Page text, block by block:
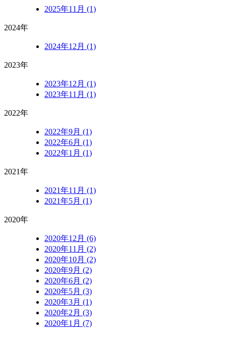
2025年11月 (1)
2024年
2024年12月 (1)
2023年
2023年12月 (1)
2023年11月 (1)
2022年
2022年9月 (1)
2022年6月 (1)
2022年1月 (1)
2021年
2021年11月 (1)
2021年5月 (1)
2020年
2020年12月 (6)
2020年11月 (2)
2020年10月 (2)
2020年9月 (2)
2020年6月 (2)
2020年5月 (3)
2020年3月 (1)
2020年2月 (3)
2020年1月 (7)